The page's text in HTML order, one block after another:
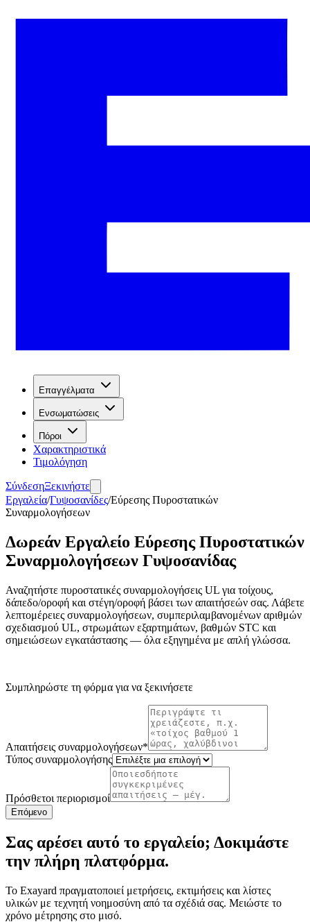
Επαγγέλματα
Ενσωματώσεις
Πόροι
Χαρακτηριστικά
Τιμολόγηση
ΣύνδεσηΞεκινήστε
Εργαλεία/Γυψοσανίδες/Εύρεσης Πυροστατικών
Συναρμολογήσεων
Δωρεάν Εργαλείο Εύρεσης Πυροστατικών
Συναρμολογήσεων Γυψοσανίδας
Αναζητήστε πυροστατικές συναρμολογήσεις UL για τοίχους,
δάπεδο/οροφή και στέγη/οροφή βάσει των απαιτήσεών σας. Λάβετε
λεπτομέρειες συναρμολογήσεων, συμπεριλαμβανομένων αριθμών
σχεδιασμού UL, στρωμάτων εξαρτημάτων, βαθμών STC και
σημειώσεων εγκατάστασης — όλα εξηγημένα με απλή γλώσσα.
Συμπληρώστε τη φόρμα για να ξεκινήσετε
Απαιτήσεις συναρμολογήσεων*
Τύπος συναρμολογήσης
Πρόσθετοι περιορισμοί
Επόμενο
Σας αρέσει αυτό το εργαλείο; Δοκιμάστε
την πλήρη πλατφόρμα.
Το Exayard πραγματοποιεί μετρήσεις, εκτιμήσεις και λίστες
υλικών με τεχνητή νοημοσύνη από τα σχέδιά σας. Μειώστε το
χρόνο μέτρησης στο μισό.